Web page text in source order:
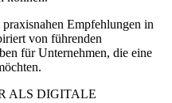
Empfehlungen in
von führenden
für Unternehmen, die eine